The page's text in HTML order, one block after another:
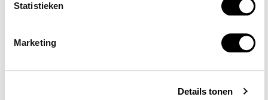
Statistieken
Marketing
Details tonen